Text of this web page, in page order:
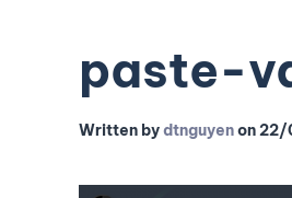
paste-
Written bydtnguyenon22/